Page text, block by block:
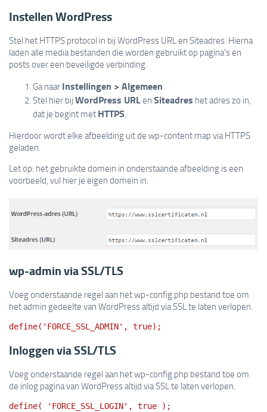
Instellen WordPress
Stel het HTTPS protocol in bij WordPress URL en Siteadres. Hierna
laden alle media bestanden die worden gebruikt op pagina's en
posts over een beveiligde verbinding.
Ga naar Instellingen > Algemeen
Stel hier bij WordPress URLen Siteadres het adres zo in,
dat je begint met HTTPS.
Hierdoor wordt elke afbeelding uit de wp-content map via HTTPS
geladen.
Let op: het gebruikte domein in onderstaande afbeelding is een
voorbeeld, vul hier je eigen domein in.
wp-admin via SSL/TLS
Voeg onderstaande regel aan het wp-config.php bestand toe om
het admin gedeelte van WordPress altijd via SSL te laten verlopen.
define('FORCE_SSL_ADMIN', true);
Inloggen via SSL/TLS
Voeg onderstaande regel aan het wp-config.php bestand toe om
de inlog pagina van WordPress altijd via SSL te laten verlopen.
define( 'FORCE_SSL_LOGIN', true );